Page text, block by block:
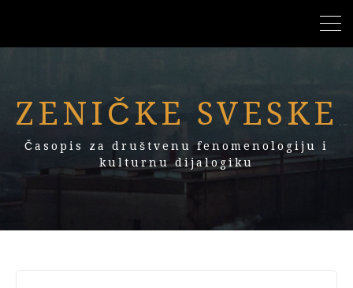
ZENIČKE SVESKE
Časopis za društvenu fenomenologiju i
kulturnu dijalogiku